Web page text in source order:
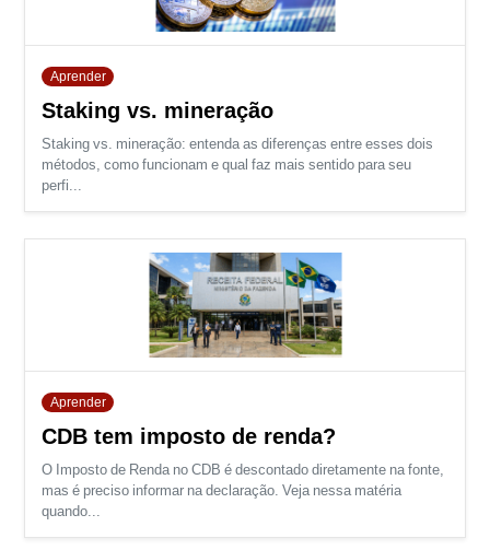
Aprender
Staking vs. mineração
Staking vs. mineração: entenda as diferenças entre esses dois
métodos, como funcionam e qual faz mais sentido para seu
perfi...
Aprender
CDB tem imposto de renda?
O Imposto de Renda no CDB é descontado diretamente na fonte,
mas é preciso informar na declaração. Veja nessa matéria
quando...